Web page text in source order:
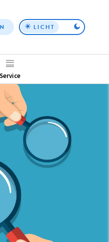
Top
LICHT
Service